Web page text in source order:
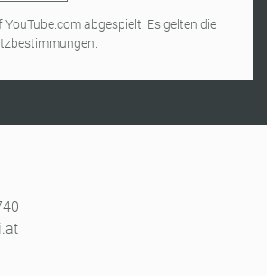
abgespielt. Es gelten die